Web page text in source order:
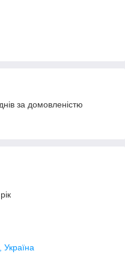
за домовленістю